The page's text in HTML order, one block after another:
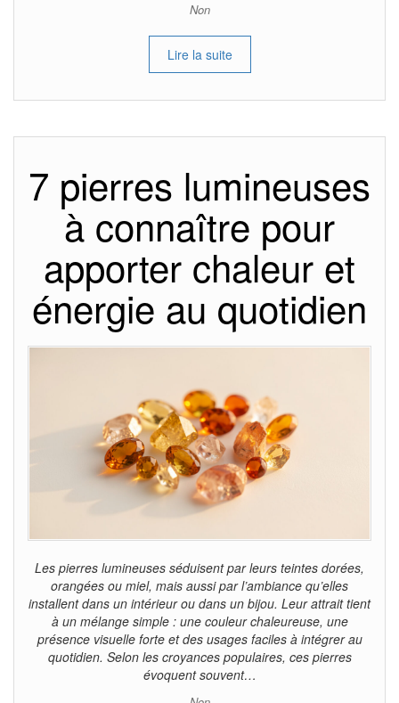
Non
Lire la suite
7 pierres lumineuses
à connaître pour
apporter chaleur et
énergie au quotidien
Les pierres lumineuses séduisent par leurs teintes dorées,
orangées ou miel, mais aussi par l’ambiance qu’elles
installent dans un intérieur ou dans un bijou. Leur attrait tient
à un mélange simple : une couleur chaleureuse, une
présence visuelle forte et des usages faciles à intégrer au
quotidien. Selon les croyances populaires, ces pierres
évoquent souvent…